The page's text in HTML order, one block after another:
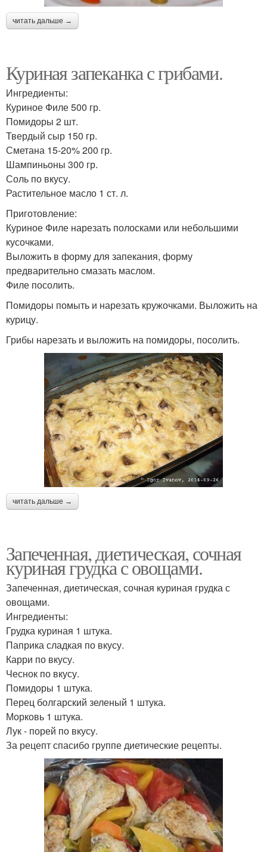
читать дальше →
Куриная запеканка с грибами.
Ингредиенты:
Куриное Филе 500 гр.
Помидоры 2 шт.
Твердый сыр 150 гр.
Сметана 15-20% 200 гр.
Шампиньоны 300 гр.
Соль по вкусу.
Растительное масло 1 ст. л.
Приготовление:
Куриное Филе нарезать полосками или небольшими
кусочками.
Выложить в форму для запекания, форму
предварительно смазать маслом.
Филе посолить.
Помидоры помыть и нарезать кружочками. Выложить на
курицу.
Грибы нарезать и выложить на помидоры, посолить.
читать дальше →
Запеченная, диетическая, сочная
куриная грудка с овощами.
Запеченная, диетическая, сочная куриная грудка с
овощами.
Ингредиенты:
Грудка куриная 1 штука.
Паприка сладкая по вкусу.
Карри по вкусу.
Чеснок по вкусу.
Помидоры 1 штука.
Перец болгарский зеленый 1 штука.
Морковь 1 штука.
Лук - порей по вкусу.
За рецепт спасибо группе диетические рецепты.